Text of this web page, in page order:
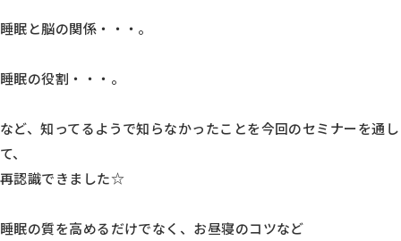
睡眠と脳の関係・・・。
睡眠の役割・・・。
など、知ってるようで知らなかったことを今回のセミナーを通し
て、
再認識できました☆
睡眠の質を高めるだけでなく、お昼寝のコツなど